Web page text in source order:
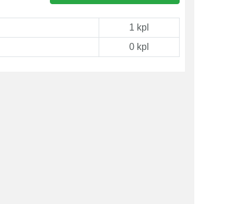
1 kpl
0 kpl